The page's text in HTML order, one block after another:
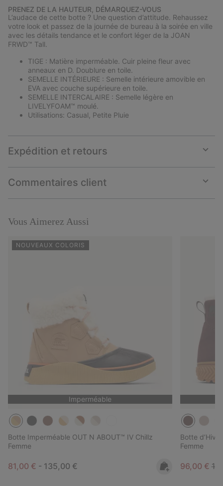
section
PRENEZ DE LA HAUTEUR, DÉMARQUEZ-VOUS
L’audace de cette botte ? Une question d’attitude. Rehaussez
votre look et passez de la journée de bureau à la soirée en ville
avec les détails tendance et le confort léger de la JOAN
FRWD™ Tall.
TIGE : Matière imperméable. Cuir pleine fleur avec
anneaux en D. Doublure en toile.
SEMELLE INTÉRIEURE : Semelle intérieure amovible en
EVA avec couche supérieure en toile.
SEMELLE INTERCALAIRE : Semelle légère en
LIVELYFOAM™ moulé.
Utilisations: Casual, Petite Pluie
Expédition et retours
or
Commentaires client
or
Vous Aimerez Aussi
NOUVEAUX COLORIS
Imperméable
Botte Imperméable OUT N ABOUT™ IV Chillz
Femme
Minimum sale price:
81,00 € - Maximum price:
135,00 €
Botte
Femme
Sale price:
96,00 €